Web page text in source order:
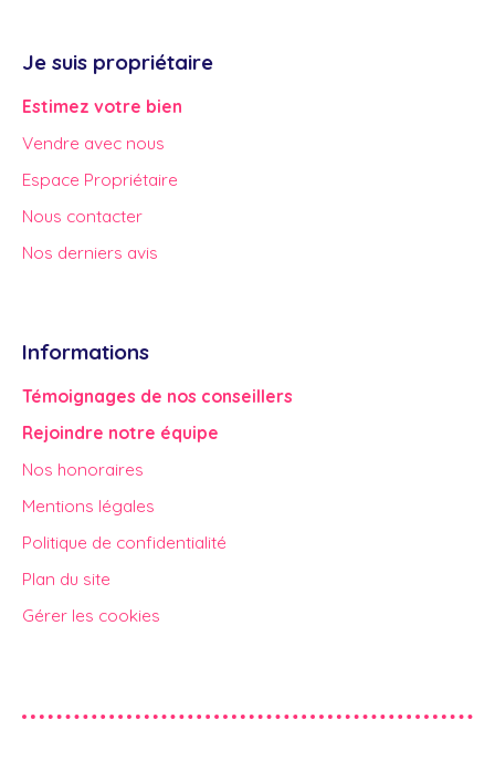
Je suis propriétaire
Estimez votre bien
Vendre avec nous
Espace Propriétaire
Nous contacter
Nos derniers avis
Informations
Témoignages de nos conseillers
Rejoindre notre équipe
Nos honoraires
Mentions légales
Politique de confidentialité
Plan du site
Gérer les cookies